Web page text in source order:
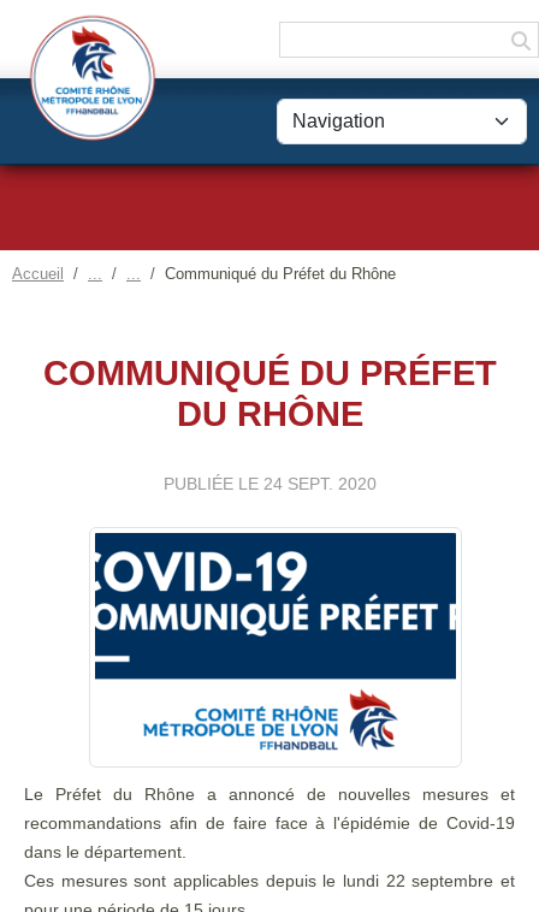
Accueil Communiqué du Préfet du Rhône
COMMUNIQUÉ DU PRÉFET
DU RHÔNE
PUBLIÉE LE 24 SEPT. 2020
Le Préfet du Rhône a annoncé de nouvelles mesures et
recommandations afin de faire face à l'épidémie de Covid-19
dans le département.
Ces mesures sont applicables depuis le lundi 22 septembre et
Panneau de gestion des cookies